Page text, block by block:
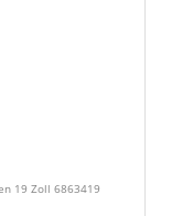
19 Zoll 6863419